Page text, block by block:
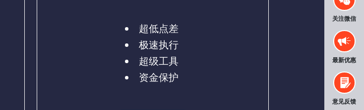
超低点差
极速执行
超级工具
资金保护
关注微信
最新优惠
意见反馈